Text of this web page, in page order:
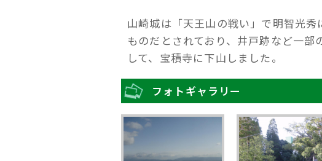
山崎城は「天王山の戦い」で明智光
ものだとされており、井戸跡など一
して、宝積寺に下山しました。
フォトギャラリー